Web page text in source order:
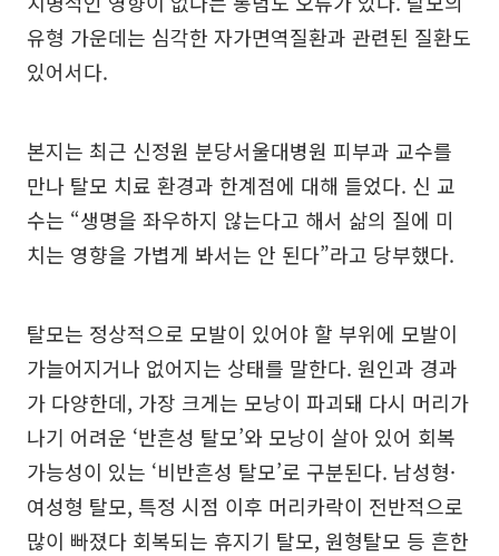
유형 가운데는 심각한 자가면역질환과 관련된 질환도
있어서다.
본지는 최근 신정원 분당서울대병원 피부과 교수를
만나 탈모 치료 환경과 한계점에 대해 들었다. 신 교
수는 “생명을 좌우하지 않는다고 해서 삶의 질에 미
치는 영향을 가볍게 봐서는 안 된다”라고 당부했다.
탈모는 정상적으로 모발이 있어야 할 부위에 모발이
가늘어지거나 없어지는 상태를 말한다. 원인과 경과
가 다양한데, 가장 크게는 모낭이 파괴돼 다시 머리가
나기 어려운 ‘반흔성 탈모’와 모낭이 살아 있어 회복
가능성이 있는 ‘비반흔성 탈모’로 구분된다. 남성형·
여성형 탈모, 특정 시점 이후 머리카락이 전반적으로
많이 빠졌다 회복되는 휴지기 탈모, 원형탈모 등 흔한